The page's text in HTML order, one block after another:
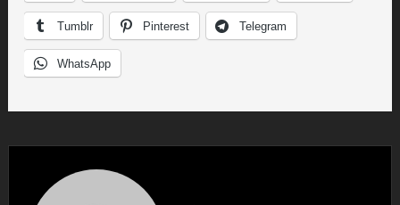
Tumblr Pinterest Telegram
WhatsApp